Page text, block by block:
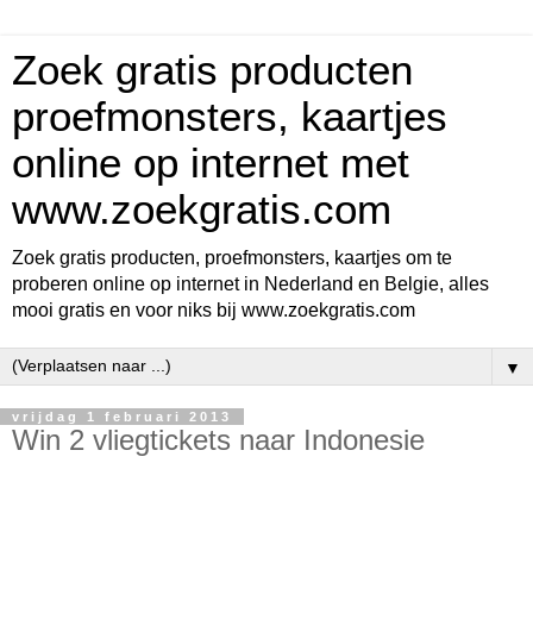
Zoek gratis producten
proefmonsters, kaartjes
online op internet met
www.zoekgratis.com
Zoek gratis producten, proefmonsters, kaartjes om te
proberen online op internet in Nederland en Belgie, alles
mooi gratis en voor niks bij www.zoekgratis.com
▼
vrijdag 1 februari 2013
Win 2 vliegtickets naar Indonesie